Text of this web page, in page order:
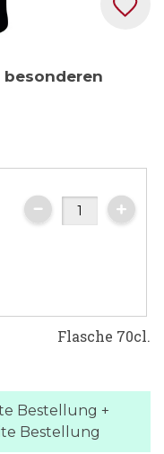
Flasche 70cl.
Bestellung +
Bestellung